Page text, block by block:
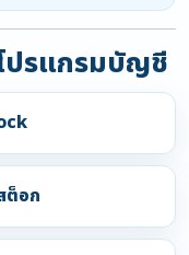
ปรแกรมบัญชี
ต็อก